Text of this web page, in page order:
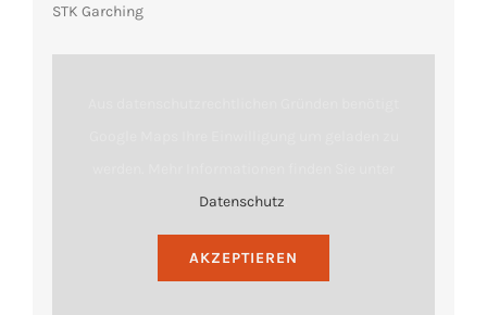
STK Garching
Datenschutz
AKZEPTIEREN